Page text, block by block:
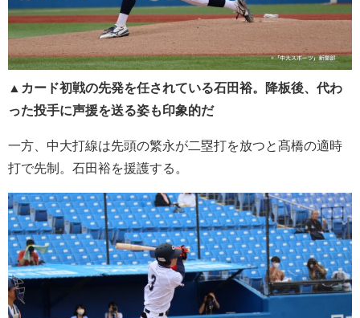
▲ カード初戦の先発を任されている石田裕。降板後、代わ
った投手に声援を送る姿も印象的だ
一方、中大打線は先頭の繁永が二塁打を放つと髙橋の適時
打で先制。石田裕を援護する。